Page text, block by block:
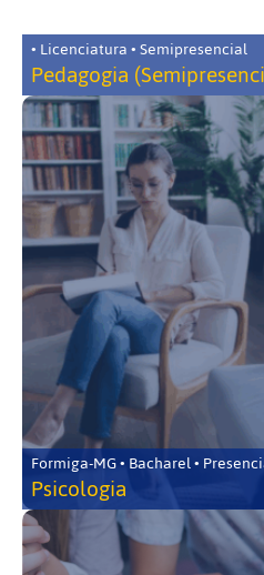
• Licenciatura • Semipresencial
Pedagogia
Formiga-MG • Bacharel •
Psicologia